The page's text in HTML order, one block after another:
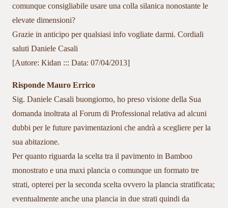
comunque consigliabile usare una colla silanica nonostante le
elevate dimensioni?
Grazie in anticipo per qualsiasi info vogliate darmi. Cordiali
saluti Daniele Casali
[Autore: Kidan ::: Data: 07/04/2013]
Risponde Mauro Errico
Sig. Daniele Casali buongiorno, ho preso visione della Sua
domanda inoltrata al Forum di Professional relativa ad alcuni
dubbi per le future pavimentazioni che andrà a scegliere per la
sua abitazione.
Per quanto riguarda la scelta tra il pavimento in Bamboo
monostrato e una maxi plancia o comunque un formato tre
strati, opterei per la seconda scelta ovvero la plancia stratificata;
eventualmente anche una plancia in due strati quindi da